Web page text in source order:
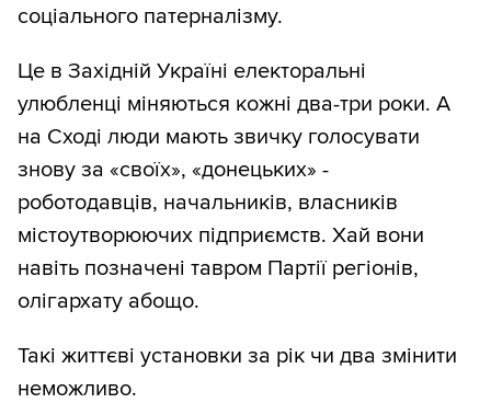
соціального патерналізму.
Це в Західній Україні електоральні
улюбленці міняються кожні два-три роки. А
на Сході люди мають звичку голосувати
знову за «своїх», «донецьких» -
роботодавців, начальників, власників
містоутворюючих підприємств. Хай вони
навіть позначені тавром Партії регіонів,
олігархату абощо.
Такі життєві установки за рік чи два змінити
неможливо.